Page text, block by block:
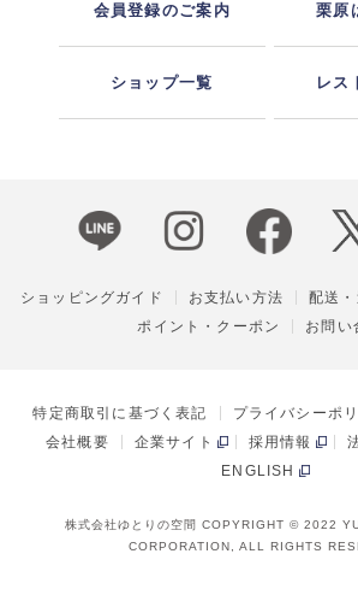
会員登録のご案内 栗原
ショップ一覧 レス
ショッピングガイド お支払い方法 配送
ポイント・クーポン
お問い
特定商取引に基づく表記 プライバシーポ
会社概要
企業サイト 採用情報
ENGLISH
株式会社ゆとりの空間 COPYRIGHT © 2022
CORPORATION, ALL RIGHTS